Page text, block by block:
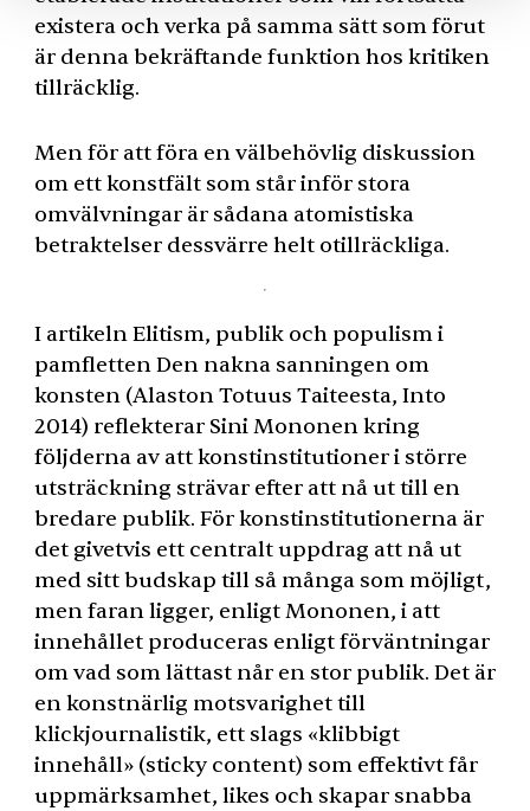
existera och verka på samma sätt som förut
är denna bekräftande funktion hos kritiken
tillräcklig.
Men för att föra en välbehövlig diskussion
om ett konstfält som står inför stora
omvälvningar är sådana atomistiska
betraktelser dessvärre helt otillräckliga.
I artikeln Elitism, publik och populism i
pamfletten Den nakna sanningen om
konsten (Alaston Totuus Taiteesta, Into
2014) reflekterar Sini Mononen kring
följderna av att konstinstitutioner i större
utsträckning strävar efter att nå ut till en
bredare publik. För konstinstitutionerna är
det givetvis ett centralt uppdrag att nå ut
med sitt budskap till så många som möjligt,
men faran ligger, enligt Mononen, i att
innehållet produceras enligt förväntningar
om vad som lättast når en stor publik. Det är
en konstnärlig motsvarighet till
klickjournalistik, ett slags «klibbigt
innehåll» (sticky content) som effektivt får
uppmärksamhet, likes och skapar snabba